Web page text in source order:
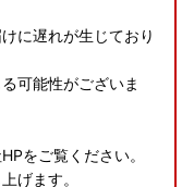
に遅れが生じており
可能性がございま
をご覧ください。
げます。